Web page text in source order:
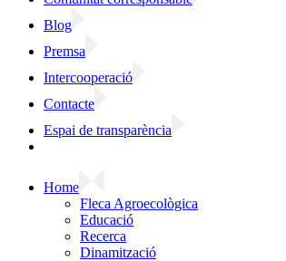
Blog
Premsa
Intercooperació
Contacte
Espai de transparència
Home
Fleca Agroecològica
Educació
Recerca
Dinamització